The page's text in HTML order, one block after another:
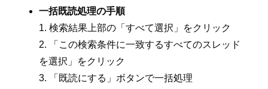
一括既読処理の手順
1. 検索結果上部の「すべて選択」をクリック
2. 「この検索条件に一致するすべてのスレッド
を選択」をクリック
3. 「既読にする」ボタンで一括処理